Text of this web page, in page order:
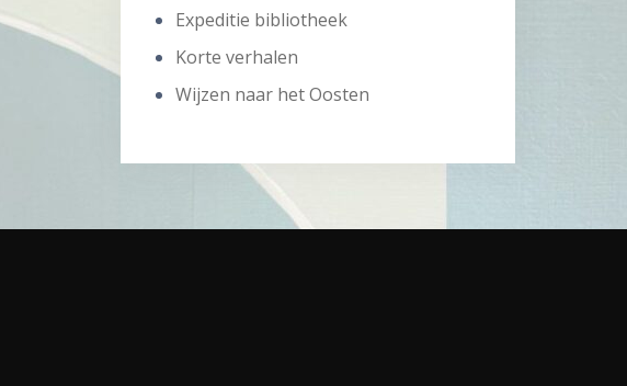
Expeditie bibliotheek
Korte verhalen
Wijzen naar het Oosten